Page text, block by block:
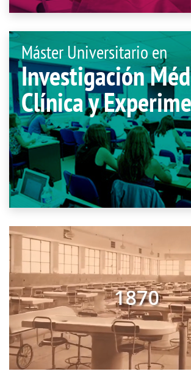
Máster Universitario en
Investigación
Clínica y